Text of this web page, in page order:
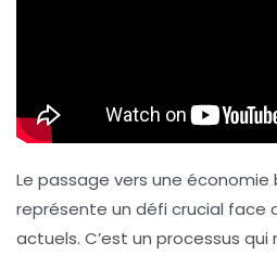
Le passage vers une économie
représente un défi crucial face
actuels. C’est un processus